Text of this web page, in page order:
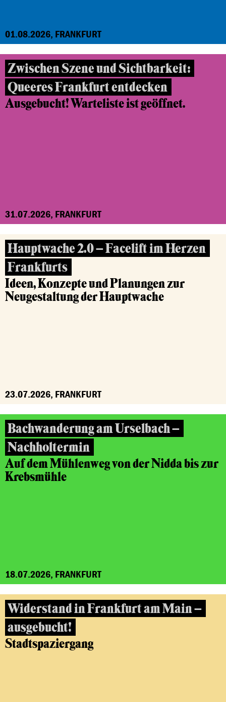
01.08.2026, FRANKFURT
Zwischen Szene und Sichtbarkeit:
Queeres Frankfurt entdecken
Ausgebucht! Warteliste ist geöffnet.
31.07.2026, FRANKFURT
Hauptwache 2.0 – Facelift im Herzen
Frankfurts
Ideen, Konzepte und Planungen zur
Neugestaltung der Hauptwache
23.07.2026, FRANKFURT
Bachwanderung am Urselbach –
Nachholtermin
Auf dem Mühlenweg von der Nidda bis zur
Krebsmühle
18.07.2026, FRANKFURT
Widerstand in Frankfurt am Main –
ausgebucht!
Stadtspaziergang